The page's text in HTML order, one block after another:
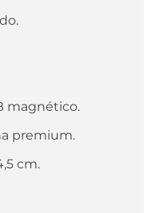
magnético.
premium.
cm.